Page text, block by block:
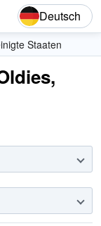
Deutsch
Staaten